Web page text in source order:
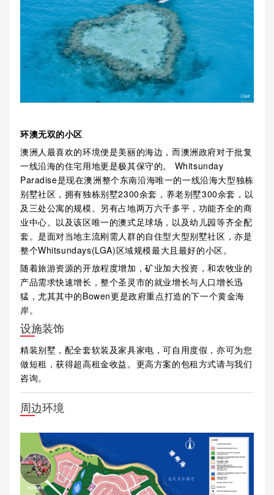
环澳无双的小区
澳洲人最喜欢的环境便是美丽的海边，而澳洲政府对于批复
一线沿海的住宅用地更是极其保守的。 Whitsunday
Paradise是现在澳洲整个东南沿海唯一的一线沿海大型独栋
别墅社区，拥有独栋别墅2300余套，养老别墅300余套，以
及三处公寓的规模。另有占地两万六千多平，功能齐全的商
业中心。以及该区唯一的澳式足球场，以及幼儿园等齐全配
套。是面对当地主流刚需人群的自住型大型别墅社区，亦是
整个Whitsundays(LGA)区域规模最大且最好的小区。
随着旅游资源的开放程度增加，矿业加大投资，和农牧业的
产品需求快速增长，整个圣灵市的就业增长与人口增长迅
猛，尤其其中的Bowen更是政府重点打造的下一个黄金海
岸。
设施装饰
精装别墅，配全套软装及家具家电，可自用度假，亦可为您
做短租，获得超高租金收益。更高方案的包租方式请与我们
咨询。
周边环境